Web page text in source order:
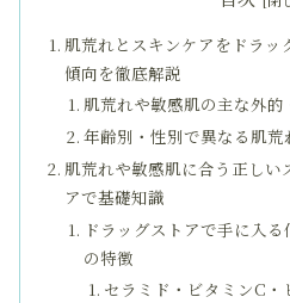
肌荒れとスキンケアをドラ
傾向を徹底解説
肌荒れや敏感肌の主な外的
年齢別・性別で異なる肌荒
肌荒れや敏感肌に合う正しい
アで基礎知識
ドラッグストアで手に入
の特徴
セラミド・ビタミンC